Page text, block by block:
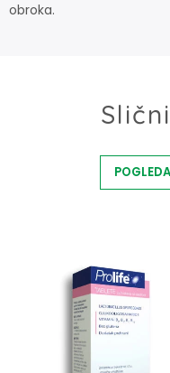
obroka.